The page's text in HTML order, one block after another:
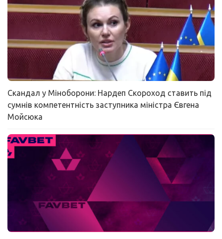
Скандал у Міноборони: Нардеп Скороход ставить під
сумнів компетентність заступника міністра Євгена
Мойсюка